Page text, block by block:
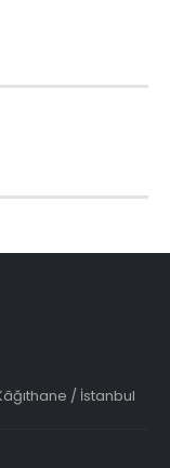
/ İstanbul